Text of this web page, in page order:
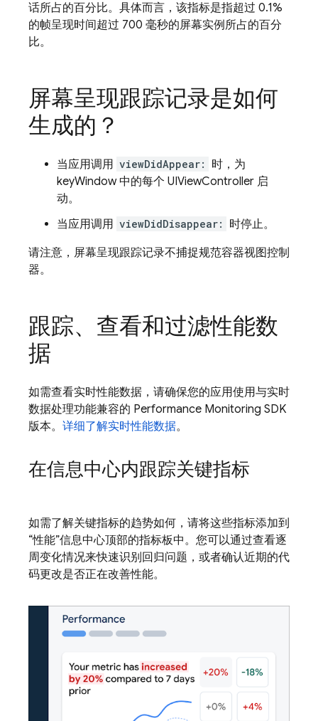
话所占的百分比。具体而言，该指标是指超过 0.1%
的帧呈现时间超过 700 毫秒的屏幕实例所占的百分
比。
屏幕呈现跟踪记录是如何
生成的？
当应用调用 viewDidAppear:
时，为
keyWindow 中的每个 UIViewController 启
动。
当应用调用 viewDidDisappear:
时停止。
请注意，屏幕呈现跟踪记录不捕捉规范容器视图控制
器。
跟踪、查看和过滤性能数
据
如需查看实时性能数据，请确保您的应用使用与实时
数据处理功能兼容的 Performance Monitoring SDK
版本。 详细了解实时性能数据。
在信息中心内跟踪关键指标
如需了解关键指标的趋势如何，请将这些指标添加到
“性能”信息中心顶部的指标板中。您可以通过查看逐
周变化情况来快速识别回归问题，或者确认近期的代
码更改是否正在改善性能。